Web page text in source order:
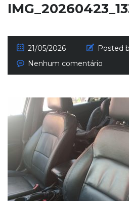
21/05/2026 Posted
Nenhum comentário